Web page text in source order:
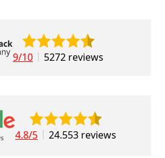
9/10 5272 reviews
4.8/5 24.553 reviews